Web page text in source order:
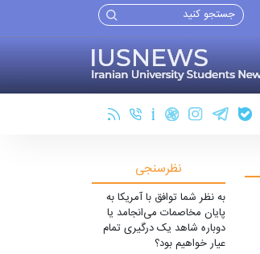
نظرسنجی
به نظر شما توافق با آمریکا به
پایان مخاصمات می‌انجامد یا
دوباره شاهد یک درگیری تمام
عیار خواهیم بود؟